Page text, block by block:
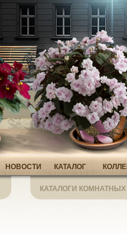
КАТАЛОГИ
НОВОСТИ КАТАЛОГ